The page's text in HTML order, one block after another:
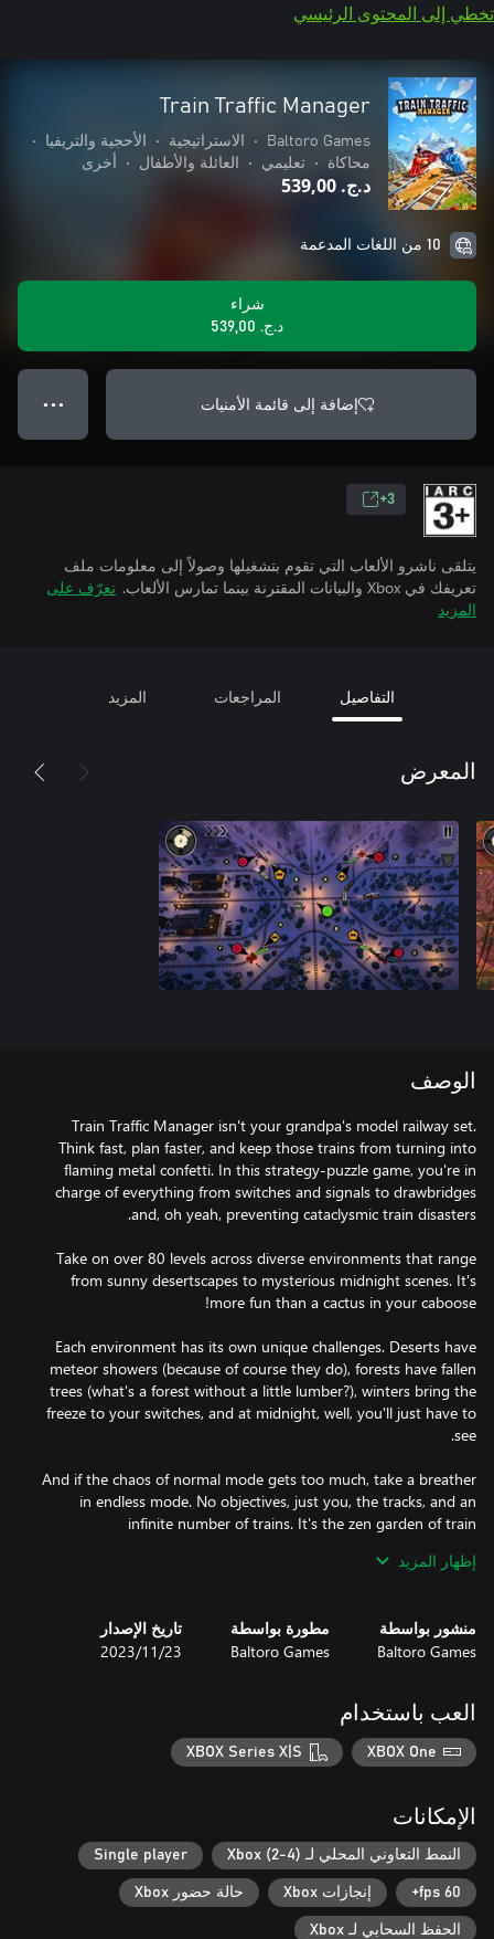
تخطي إلى المحتوى الرئيسي
Train Traffic Manager
Baltoro Games
• الاستراتيجية • الأحجية والتريفيا
•
محاكاة
• تعليمي • العائلة والأطفال • أخرى
د.ج.‏ 539,00
10 من اللغات المدعمة
شراء
د.ج.‏ 539,00
إضافة إلى قائمة الأمنيات ● ● ●
3+
يتلقى ناشرو الألعاب التي تقوم بتشغيلها وصولاً إلى معلومات ملف
تعريفك في Xbox والبيانات المقترنة بينما تمارس الألعاب.
تعرّف على
المزيد
التفاصيل المراجعات المزيد
المعرض
الوصف
Train Traffic Manager isn't your grandpa's model railway set.
Think fast, plan faster, and keep those trains from turning into
flaming metal confetti. In this strategy-puzzle game, you're in
charge of everything from switches and signals to drawbridges
Take on over 80 levels across diverse environments that range
from sunny desertscapes to mysterious midnight scenes. It's
Each environment has its own unique challenges. Deserts have
meteor showers (because of course they do), forests have fallen
trees (what's a forest without a little lumber?), winters bring the
freeze to your switches, and at midnight, well, you'll just have to
And if the chaos of normal mode gets too much, take a breather
in endless mode. No objectives, just you, the tracks, and an
infinite number of trains. It's the zen garden of train
And remember: don't fall asleep at your post!
إظهار المزيد
منشور بواسطة
Baltoro Games
مطورة بواسطة
Baltoro Games
تاريخ الإصدار
23‏/11‏/2023
العب باستخدام
XBOX One
XBOX Series X|S
الإمكانات
النمط التعاوني المحلي لـ Xbox (2-4) Single player
60 fps+ إنجازات Xbox حالة حضور Xbox
الحفظ السحابي لـ Xbox